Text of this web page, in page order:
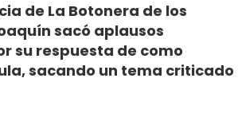
de La Botonera de los
sacó aplausos
su respuesta de como
sacando un tema criticado